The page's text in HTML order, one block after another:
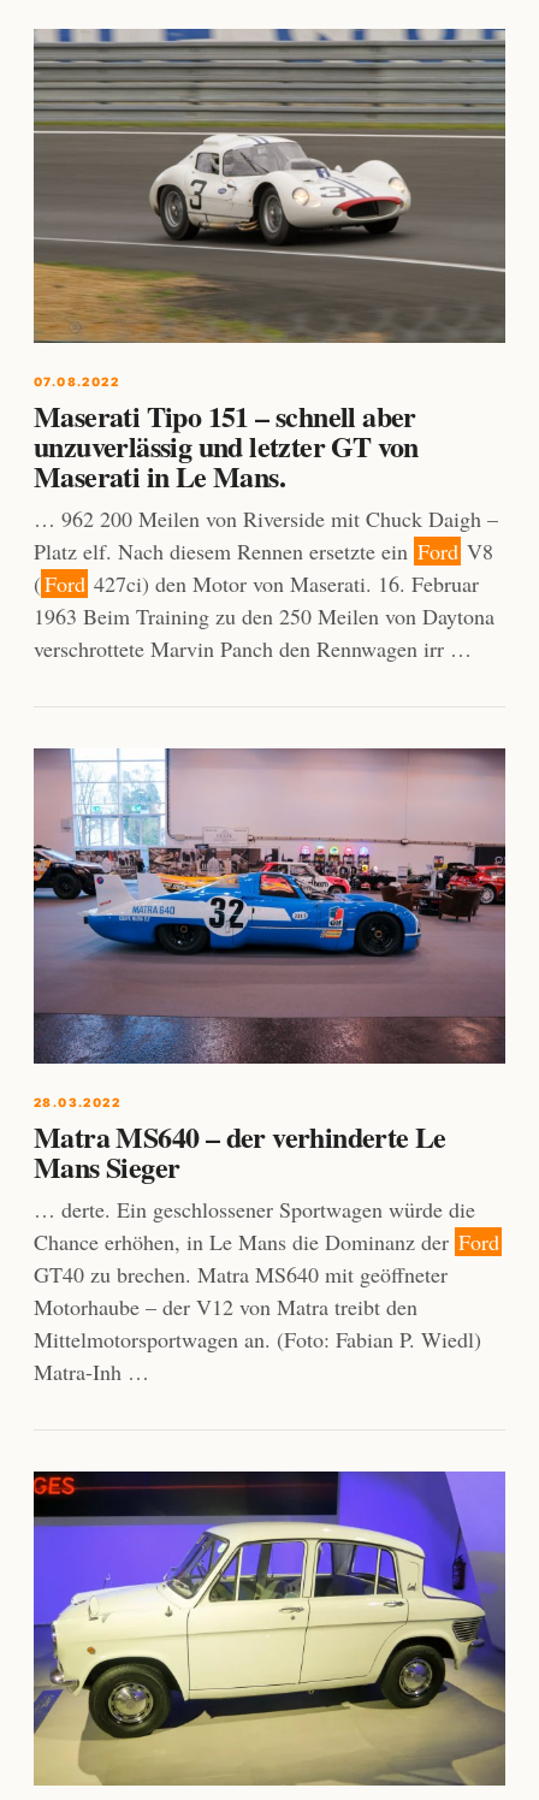
07.08.2022
Maserati Tipo 151 – schnell aber
unzuverlässig und letzter GT von
Maserati in Le Mans.
… 962 200 Meilen von Riverside mit Chuck Daigh –
Platz elf. Nach diesem Rennen ersetzte ein Ford V8
(Ford 427ci) den Motor von Maserati. 16. Februar
1963 Beim Training zu den 250 Meilen von Daytona
verschrottete Marvin Panch den Rennwagen irr …
28.03.2022
Matra MS640 – der verhinderte Le
Mans Sieger
… derte. Ein geschlossener Sportwagen würde die
Chance erhöhen, in Le Mans die Dominanz der Ford
GT40 zu brechen. Matra MS640 mit geöffneter
Motorhaube – der V12 von Matra treibt den
Mittelmotorsportwagen an. (Foto: Fabian P. Wiedl)
Matra-Inh …